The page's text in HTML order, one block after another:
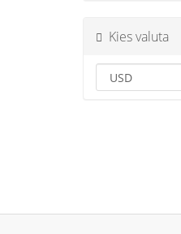
Kies valuta